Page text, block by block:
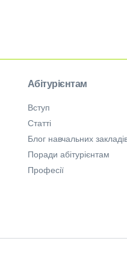
Абітурієнтам
Вступ
Статті
Блог навчальних
Поради абітурієнтам
Професії